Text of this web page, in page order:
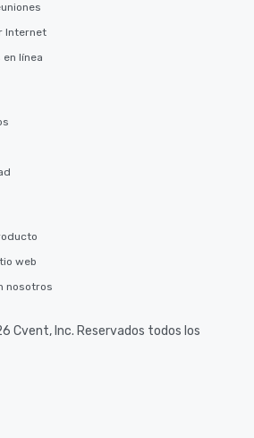
Internet
línea
web
nosotros
Cvent, Inc. Reservados todos los